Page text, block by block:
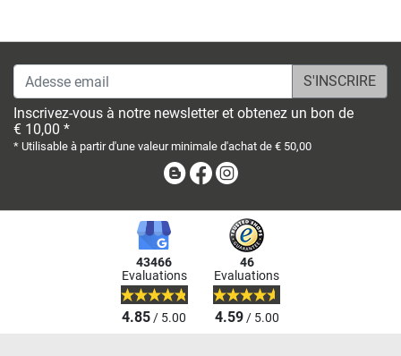
Adesse email
Inscrivez-vous à notre newsletter et obtenez un bon de
€ 10,00 *
* Utilisable à partir d'une valeur minimale d'achat de € 50,00
BlogFacebook
43466
Evaluations
4.85/ 5.00
46
Evaluations
4.59/ 5.00